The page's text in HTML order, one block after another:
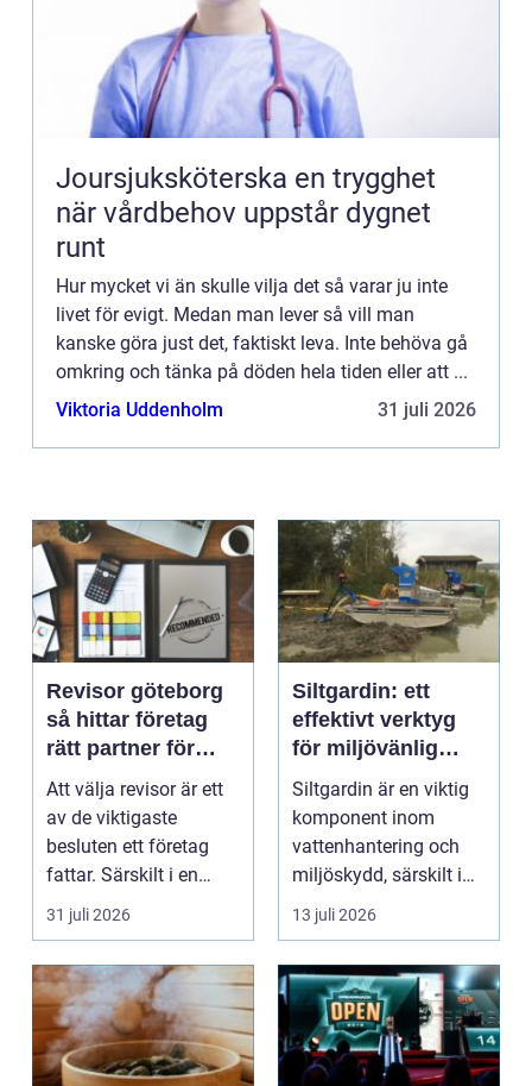
Joursjuksköterska en trygghet
när vårdbehov uppstår dygnet
runt
Hur mycket vi än skulle vilja det så varar ju inte
livet för evigt. Medan man lever så vill man
kanske göra just det, faktiskt leva. Inte behöva gå
omkring och tänka på döden hela tiden eller att ...
Viktoria Uddenholm
31 juli 2026
Revisor göteborg
så hittar företag
rätt partner för
trygg tillväxt
Att välja revisor är ett
av de viktigaste
besluten ett företag
fattar. Särskilt i en
företagsintensi...
31 juli 2026
Siltgardin: ett
effektivt verktyg
för miljövänlig
vattenhantering
Siltgardin är en viktig
komponent inom
vattenhantering och
miljöskydd, särskilt i
verksamheter som i...
13 juli 2026